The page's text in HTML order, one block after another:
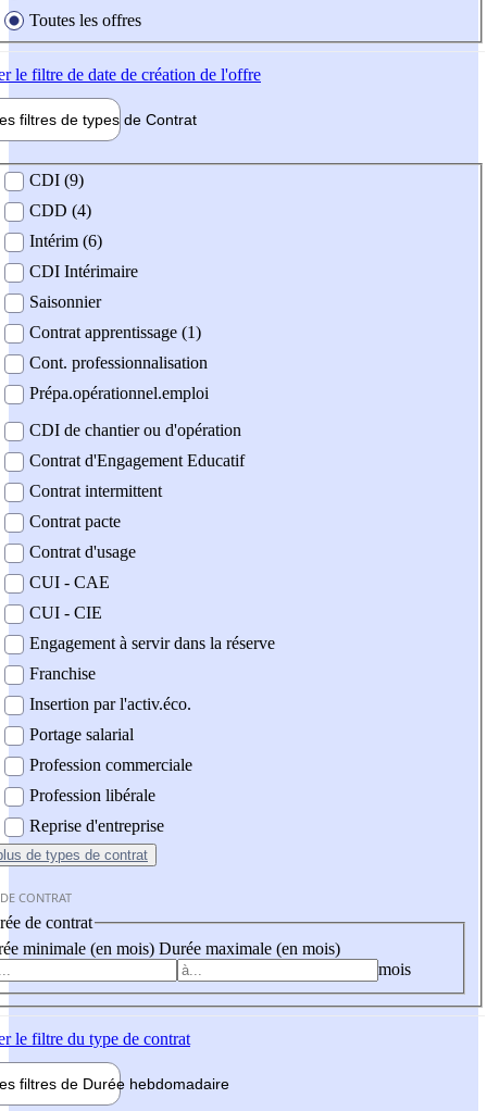
Toutes les offres
le filtre de date de création de l'offre
filtres de types de Contrat
contrat
CDI (9)
CDD (4)
Intérim (6)
CDI Intérimaire
Saisonnier
Contrat apprentissage (1)
Cont. professionnalisation
Prépa.opérationnel.emploi
CDI de chantier ou d'opération
Contrat d'Engagement Educatif
Contrat intermittent
Contrat pacte
Contrat d'usage
CUI - CAE
CUI - CIE
Engagement à servir dans la réserve
Franchise
Insertion par l'activ.éco.
Portage salarial
Profession commerciale
Profession libérale
Reprise d'entreprise
de types de contrat
CONTRAT
de contrat
minimale (en mois) Durée maximale (en mois)
mois
le filtre du type de contrat
filtres de Durée hebdomadaire